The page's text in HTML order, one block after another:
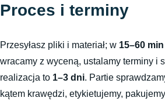
Proces i terminy
Przesyłasz pliki i materiał; w 15–60 min
wracamy z wyceną, ustalamy terminy i
realizacja to 1–3 dni. Partie
kątem krawędzi, etykietujemy,